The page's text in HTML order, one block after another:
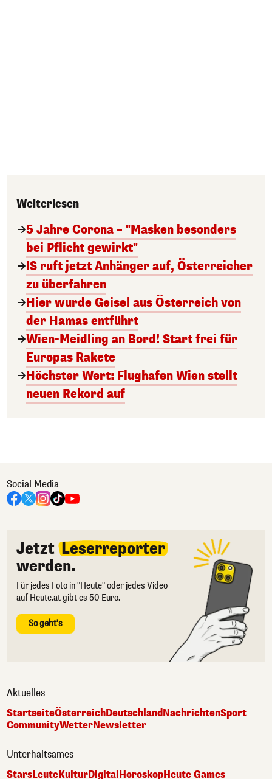
Weiterlesen
5 Jahre Corona – "Masken besonders
bei Pflicht gewirkt"
IS ruft jetzt Anhänger auf, Österreicher
zu überfahren
Hier wurde Geisel aus Österreich von
der Hamas entführt
Wien-Meidling an Bord! Start frei für
Europas Rakete
Höchster Wert: Flughafen Wien stellt
neuen Rekord auf
Social Media
Jetzt Leserreporter
werden.
Für jedes Foto in "Heute" oder jedes Video
auf Heute.at gibt es 50 Euro.
So geht's
Aktuelles
StartseiteÖsterreichDeutschlandNachrichtenSport
CommunityWetterNewsletter
Unterhaltsames
StarsLeuteKulturDigital HoroskopHeute Games